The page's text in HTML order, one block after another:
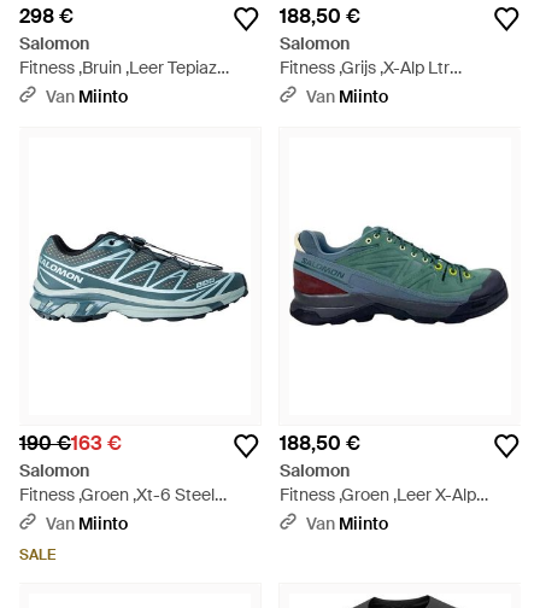
298 €
Salomon
Fitness ,Bruin ,Leer Tepiaz
Advanced - Bruin
Van Miinto
188,50 €
Salomon
Fitness ,Grijs ,X-Alp Ltr
Sneakers - Blauw
Van Miinto
190 €163 €
Salomon
Fitness ,Groen ,Xt-6 Steel
Streets Sneakers - Blauw
Van Miinto
SALE
188,50 €
Salomon
Fitness ,Groen ,Leer X-Alp
Leather - Blauw
Van Miinto